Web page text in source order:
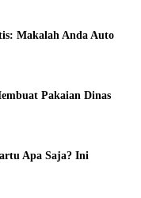
Makalah Anda Auto
Pakaian Dinas
Apa Saja? Ini